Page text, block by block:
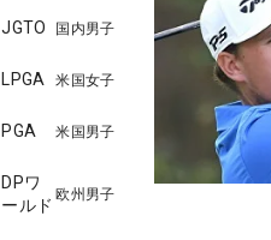
JGTO 国内男子
LPGA 米国女子
PGA 米国男子
DPワ
ールド
欧州男子